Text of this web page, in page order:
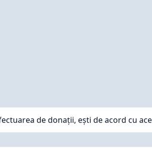
de donații, ești de acord cu